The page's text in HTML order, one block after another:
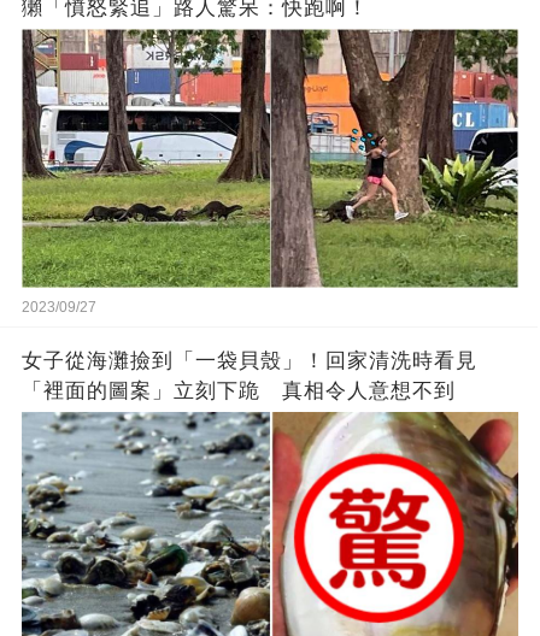
獺「憤怒緊追」路人驚呆：快跑啊！
2023/09/27
女子從海灘撿到「一袋貝殼」！回家清洗時看見
「裡面的圖案」立刻下跪 真相令人意想不到